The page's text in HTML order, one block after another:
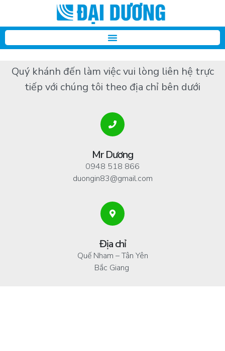
Quý khánh đến làm việc vui lòng liên hệ trực
tiếp với chúng tôi theo địa chỉ bên dưới
Mr Dương
0948 518 866
duongin83@gmail.com
Địa chỉ
Quế Nham – Tân Yên
Bắc Giang